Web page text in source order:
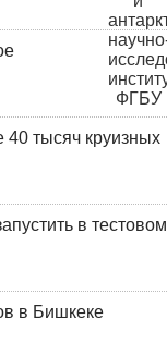
40 тысяч круизных
в тестовом
в Бишкеке